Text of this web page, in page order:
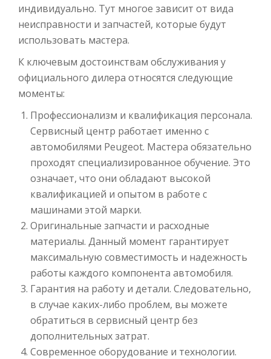
индивидуально. Тут многое зависит от вида
неисправности и запчастей, которые будут
использовать мастера.
К ключевым достоинствам обслуживания у
официального дилера относятся следующие
моменты:
Профессионализм и квалификация персонала.
Сервисный центр работает именно с
автомобилями Peu­geot. Мастера обязательно
проходят специализированное обучение. Это
означает, что они обладают высокой
квалификацией и опытом в работе с
машинами этой марки.
Оригинальные запчасти и расходные
материалы. Данный момент гарантирует
максимальную совместимость и надежность
работы каждого компонента автомобиля.
Гарантия на работу и детали. Следовательно,
в случае каких-либо проблем, вы можете
обратиться в сервисный центр без
дополнительных затрат.
Современное оборудование и технологии.